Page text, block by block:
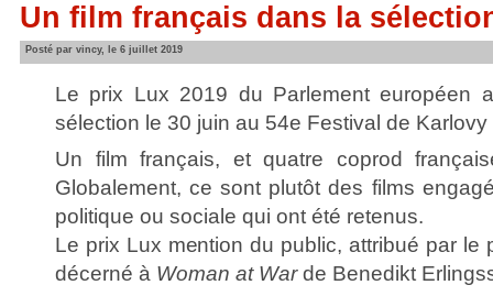
Un film français dans la
Posté par vincy, le 6 juillet 2019
Le prix Lux 2019 du Parlement européen
sélection le 30 juin au 54e Festival de Karlovy
Un film français, et quatre coprod
Globalement, ce sont plutôt des films
politique ou sociale qui ont été retenus.
Le prix Lux mention du public, attribué par le
décerné à Woman at Warde Benedikt